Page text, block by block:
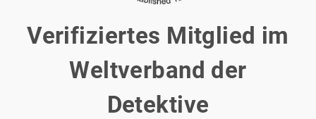
Verifiziertes Mitglied im
Weltverband der
Detektive